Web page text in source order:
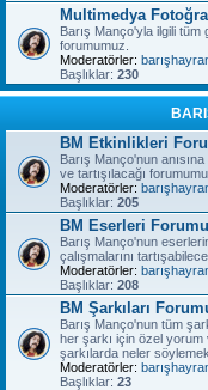
Multimedya
Barış Manço'yla ilgili
forumumuz.
Moderatörler:
Başlıklar: 230
BM Etkinlikleri
Barış Manço'nun
ve tartışılacağı
Moderatörler:
Başlıklar: 205
BM Eserleri Forumu
Barış Manço'nun
çalışmalarını
Moderatörler:
Başlıklar: 208
BM Şarkıları
Barış Manço'nun tüm
her şarkı için özel yorum
şarkılarda neler
Moderatörler:
Başlıklar: 23